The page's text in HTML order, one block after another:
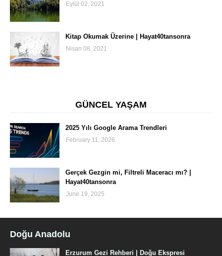
Eylül 02, 2021
Kitap Okumak Üzerine | Hayat40tansonra
Nisan 08, 2021
GÜNCEL YAŞAM
2025 Yılı Google Arama Trendleri
February 11, 2026
Gerçek Gezgin mi, Filtreli Maceracı mı? |
Hayat40tansonra
June 19, 2025
Doğu Anadolu
Erzurum Gezi Rehberi | Doğu Ekspresi